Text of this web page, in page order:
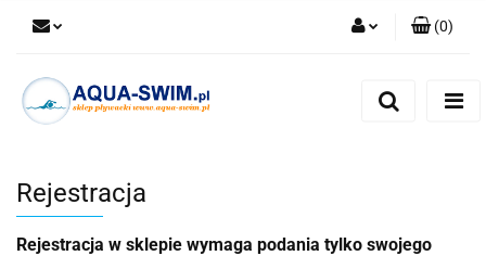
(0)
Rejestracja
Rejestracja w sklepie wymaga podania tylko swojego